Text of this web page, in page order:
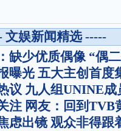
文娱新闻精选 -----
缺少优质偶像 “偶
曝光 五大主创首度
议 九人组UNINE成
注 网友：回到TVB
虑出镜 观众非得跟